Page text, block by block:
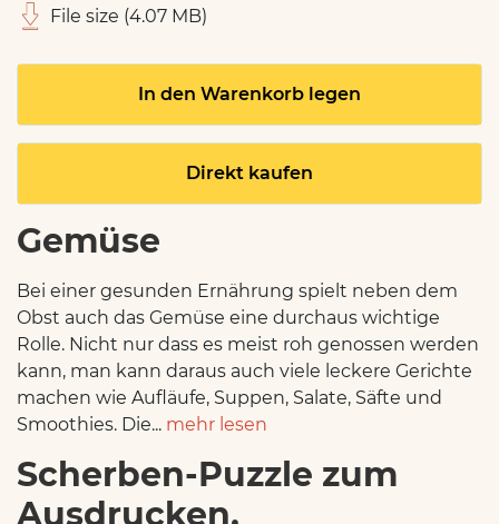
File size (4.07 MB)
In den Warenkorb legen
Direkt kaufen
Gemüse
Bei einer gesunden Ernährung spielt neben dem
Obst auch das Gemüse eine durchaus wichtige
Rolle. Nicht nur dass es meist roh genossen werden
kann, man kann daraus auch viele leckere Gerichte
machen wie Aufläufe, Suppen, Salate, Säfte und
Smoothies. Die... mehr lesen
Scherben-Puzzle zum
Ausdrucken,